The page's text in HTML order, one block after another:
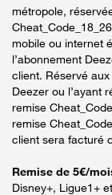
métropole,
mobile ou internet
l’abonnement
client. Réservé
Deezer ou l’ayant
remise
remise
client sera facturé
Remise de 5€/
Disney+, Ligue1+